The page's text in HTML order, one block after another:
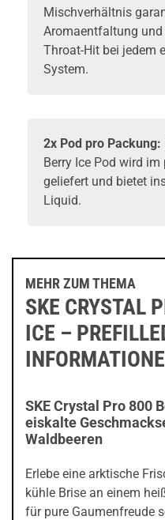
Mischverhältnis
Aromaentfaltung und
Throat-Hit bei jedem
System.
2x Pod pro Packung:
Berry Ice Pod wird
geliefert und bietet
Liquid.
MEHR ZUM THEMA
SKE CRYSTAL
ICE –
SKE Crystal Pro 800
eiskalte
Waldbeeren
Erlebe eine arktische
kühle Brise an einem
für pure Gaumenfreude